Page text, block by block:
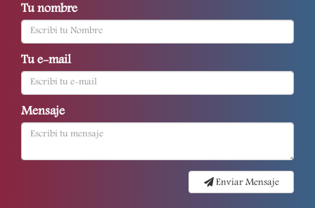
Tu nombre
Tu e-mail
Mensaje
Enviar Mensaje